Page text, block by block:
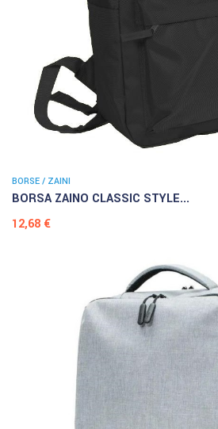
BORSE / ZAINI
BORSA ZAINO CLASSIC STYLE...
Prezzo
12,68 €